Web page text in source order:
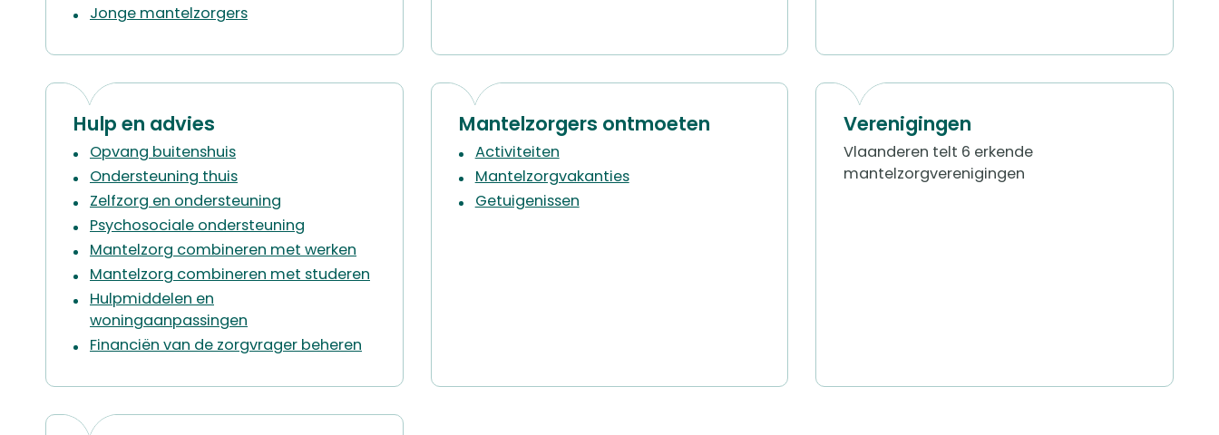
Jonge mantelzorgers
Hulp en advies
Opvang buitenshuis
Ondersteuning thuis
Zelfzorg en ondersteuning
Psychosociale ondersteuning
Mantelzorg combineren met werken
Mantelzorg combineren met studeren
Hulpmiddelen en
woningaanpassingen
Financiën van de zorgvrager beheren
Mantelzorgers ontmoeten
Activiteiten
Mantelzorgvakanties
Getuigenissen
Verenigingen
​​Vlaanderen telt 6 erkende
mantelzorgverenigingen